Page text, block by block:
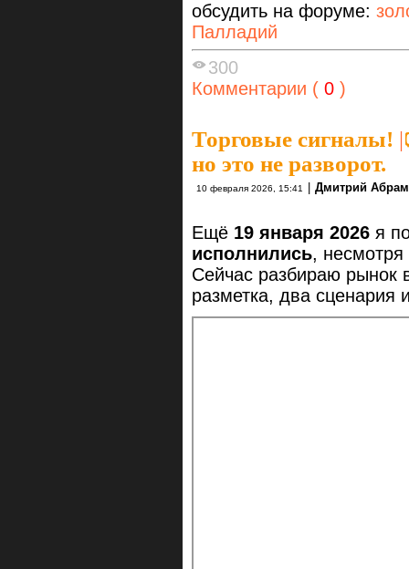
обсудить на форуме:
Палладий
300
Комментарии ( 0 )
Торговые сигналы! |
но это не разворот.
10 февраля 2026, 15:41 | Дмитрий
Ещё 19 января 2026 я
исполнились,
Сейчас разбираю рынок
разметка, два сценария